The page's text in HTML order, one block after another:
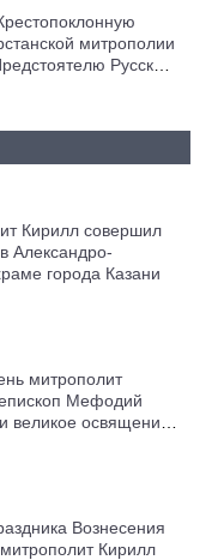
митрополии
Русской
Кирилл совершил
Александро-
города Казани
митрополит
Мефодий
великое освящение
Вознесения
Кирилл